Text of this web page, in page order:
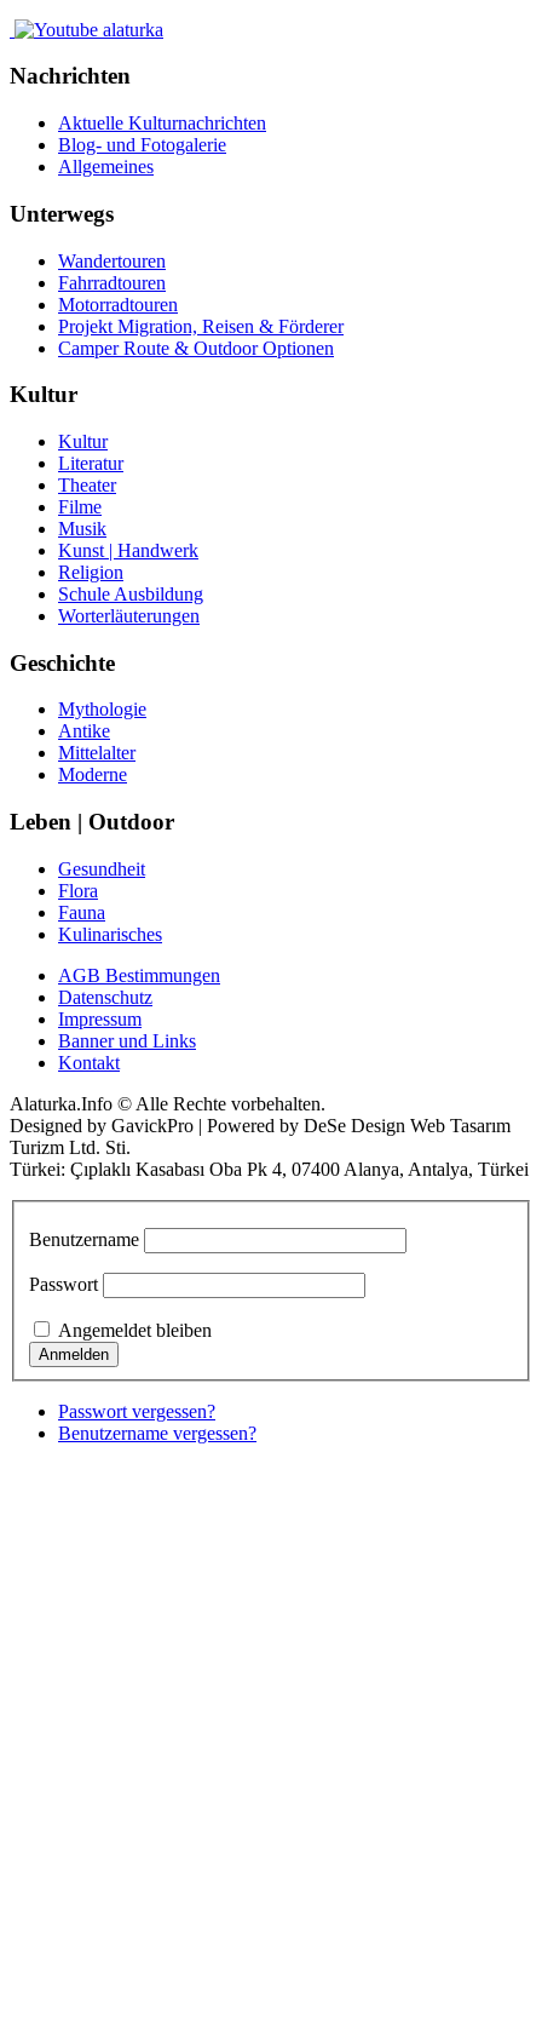
Nachrichten
Aktuelle Kulturnachrichten
Blog- und Fotogalerie
Allgemeines
Unterwegs
Wandertouren
Fahrradtouren
Motorradtouren
Projekt Migration, Reisen & Förderer
Camper Route & Outdoor Optionen
Kultur
Kultur
Literatur
Theater
Filme
Musik
Kunst | Handwerk
Religion
Schule Ausbildung
Worterläuterungen
Geschichte
Mythologie
Antike
Mittelalter
Moderne
Leben | Outdoor
Gesundheit
Flora
Fauna
Kulinarisches
AGB Bestimmungen
Datenschutz
Impressum
Banner und Links
Kontakt
Alaturka.Info © Alle Rechte vorbehalten.
Designed by GavickPro | Powered by DeSe Design Web Tasarım
Turizm Ltd. Sti.
Türkei: Çıplaklı Kasabası Oba Pk 4, 07400 Alanya, Antalya, Türkei
Benutzername
Passwort
Angemeldet bleiben
Passwort vergessen?
Benutzername vergessen?